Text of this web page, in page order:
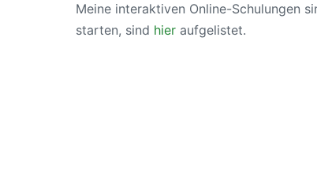
Meine interaktiven Online-Schulungen
starten, sind hier aufgelistet.